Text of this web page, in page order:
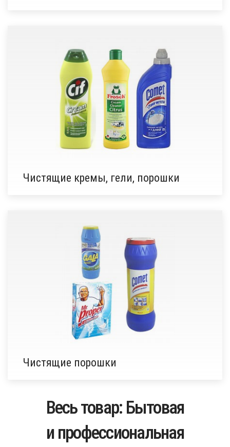
Чистящие кремы, гели, порошки
Чистящие порошки
Весь товар: Бытовая
и профессиональная